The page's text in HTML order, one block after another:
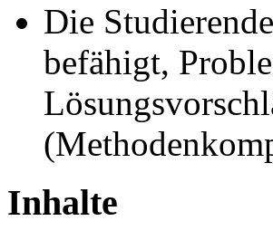
Die
befähigt,
Inhalte